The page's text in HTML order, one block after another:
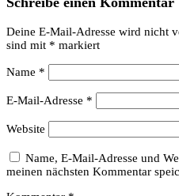
Deine E-Mail-Adresse wird nicht
sind mit * markiert
Name *
E-Mail-Adresse *
Website
Name, E-Mail-Adresse und
meinen nächsten Kommentar